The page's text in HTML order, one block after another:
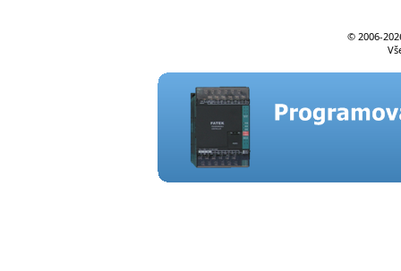
© 2006-